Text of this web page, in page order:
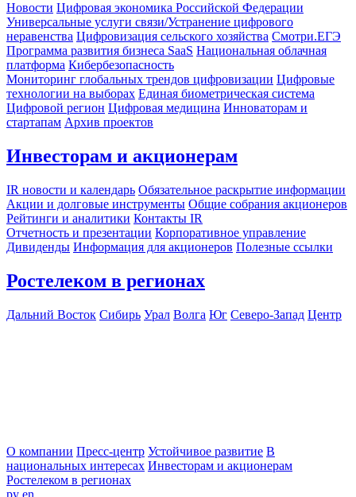
Новости Цифровая экономика Российской Федерации
Универсальные услуги связи/Устранение цифрового
неравенства Цифровизация сельского хозяйства Смотри.ЕГЭ
Программа развития бизнеса SaaS Национальная облачная
платформа Кибербезопасность
Мониторинг глобальных трендов цифровизации Цифровые
технологии на выборах Единая биометрическая система
Цифровой регион Цифровая медицина Инноваторам и
стартапам Архив проектов
Инвесторам и акционерам
IR новости и календарь Обязательное раскрытие информации
Акции и долговые инструменты Общие собрания акционеров
Рейтинги и аналитики Контакты IR
Отчетность и презентации Корпоративное управление
Дивиденды Информация для акционеров Полезные ссылки
Ростелеком в регионах
Дальний Восток Сибирь Урал Волга Юг Северо-Запад Центр
О компании Пресс-центр Устойчивое развитие В
национальных интересах Инвесторам и акционерам
Ростелеком в регионах
ру en